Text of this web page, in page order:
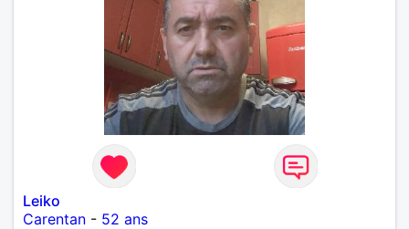
Leiko
Carentan - 52 ans